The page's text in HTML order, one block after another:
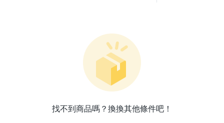
找不到商品嗎？換換其他條件吧！